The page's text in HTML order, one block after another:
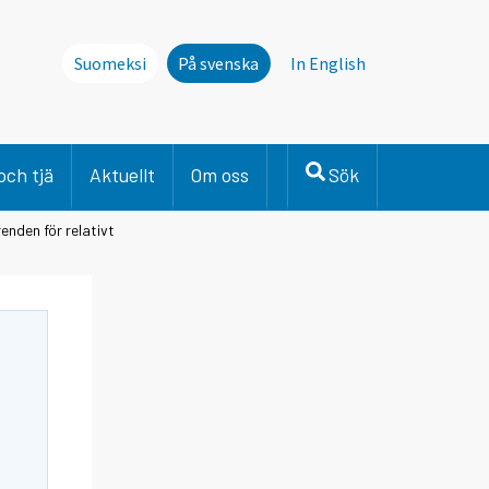
Suomeksi På svenska In English
tjä Aktuellt Om oss Sök
för relativt